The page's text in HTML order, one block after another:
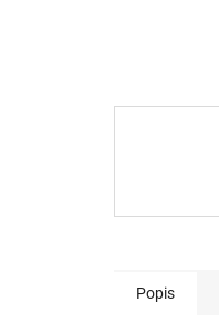
Popis